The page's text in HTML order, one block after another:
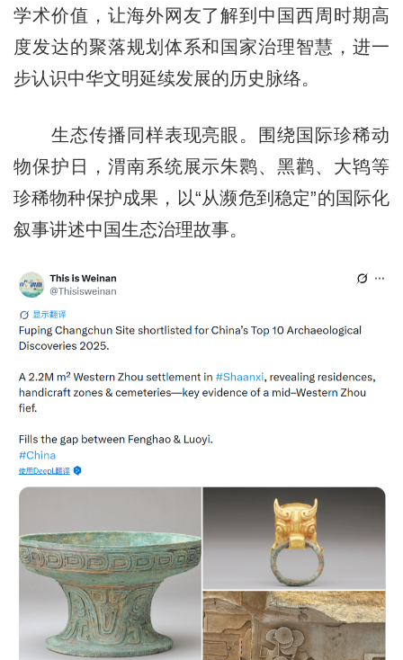
学术价值，让海外网友了解到中国西周时期高
度发达的聚落规划体系和国家治理智慧，进一
步认识中华文明延续发展的历史脉络。
生态传播同样表现亮眼。围绕国际珍稀动
物保护日，渭南系统展示朱鹮、黑鹳、大鸨等
珍稀物种保护成果，以“从濒危到稳定”的国际化
叙事讲述中国生态治理故事。